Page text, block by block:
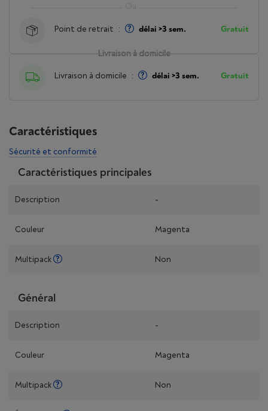
Livraison à domicile
Livraison à domicile : délai >3 sem. Gratuit
Point de retrait : délai >3 sem. Gratuit
Caractéristiques
Sécurité et conformité
Caractéristiques principales
Description -
Couleur Magenta
Multipack Non
Général
Description -
Couleur Magenta
Multipack Non